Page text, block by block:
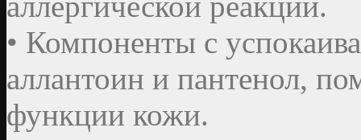
• Компоненты с
аллантоин и пантенол,
функции кожи.